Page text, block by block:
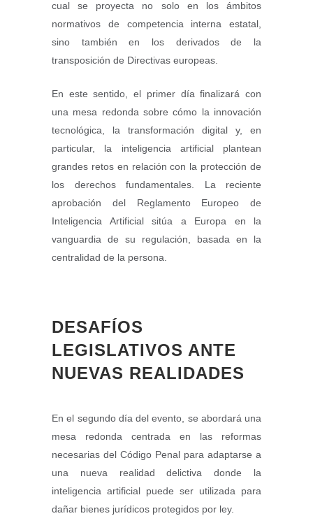
cual se proyecta no solo en los ámbitos
normativos de competencia interna estatal,
sino también en los derivados de la
transposición de Directivas europeas.
En este sentido, el primer día finalizará con
una mesa redonda sobre cómo la innovación
tecnológica, la transformación digital y, en
particular, la inteligencia artificial plantean
grandes retos en relación con la protección de
los derechos fundamentales. La reciente
aprobación del Reglamento Europeo de
Inteligencia Artificial sitúa a Europa en la
vanguardia de su regulación, basada en la
centralidad de la persona.
DESAFÍOS
LEGISLATIVOS ANTE
NUEVAS REALIDADES
En el segundo día del evento, se abordará una
mesa redonda centrada en las reformas
necesarias del Código Penal para adaptarse a
una nueva realidad delictiva donde la
inteligencia artificial puede ser utilizada para
dañar bienes jurídicos protegidos por ley.